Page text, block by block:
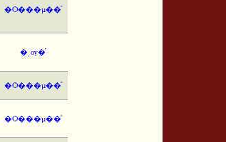
�Ѻ���µ��ͧ
�ͺѹ�֡
�Ѻ���µ��ͧ
�Ѻ���µ��ͧ